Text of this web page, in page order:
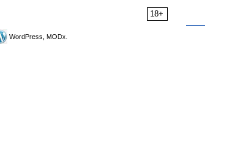
18+
WordPress, MODx.